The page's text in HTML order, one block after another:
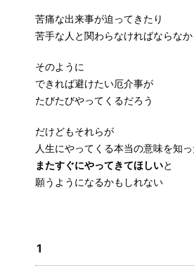
苦痛な出来事が迫ってきたり
苦手な人と関わらなければならなか
そのように
できれば避けたい厄介事が
たびたびやってくるだろう
だけどもそれらが
人生にやってくる本当の意味を知
またすぐにやってきてほしいと
願うようになるかもしれない
1